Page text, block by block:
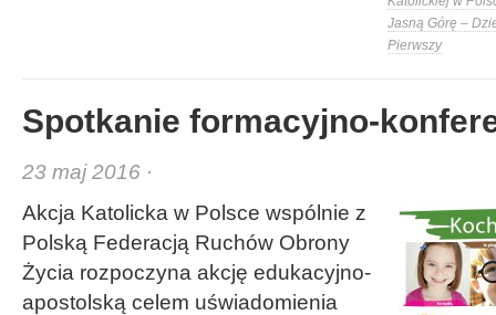
Jasną Górę –
Pierwszy
Spotkanie formacyjno-
23 maj 2016 ·
Akcja Katolicka w Polsce wspólnie z
Polską Federacją Ruchów Obrony
Życia rozpoczyna akcję edukacyjno-
apostolską celem uświadomienia